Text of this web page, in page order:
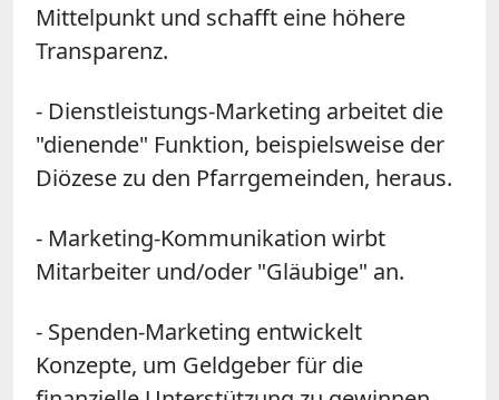
Mittelpunkt und schafft eine höhere
Transparenz.
- Dienstleistungs-Marketing arbeitet die
"dienende" Funktion, beispielsweise der
Diözese zu den Pfarrgemeinden, heraus.
- Marketing-Kommunikation wirbt
Mitarbeiter und/oder "Gläubige" an.
- Spenden-Marketing entwickelt
Konzepte, um Geldgeber für die